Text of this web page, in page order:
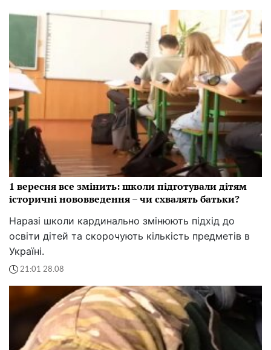
1 вересня все змінить: школи підготували дітям
історичні нововведення – чи схвалять батьки?
Наразі школи кардинально змінюють підхід до
освіти дітей та скорочують кількість предметів в
Україні.
21:01 28.08